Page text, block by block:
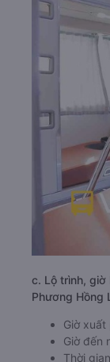
c. Lộ trình,
Phương Hồng
Giờ xuất
Giờ đến
Thời